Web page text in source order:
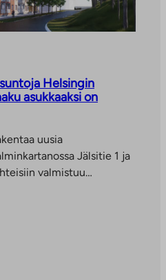
Helsingin
asukkaaksi on
uusia
Jälsitie 1 ja
valmistuu…